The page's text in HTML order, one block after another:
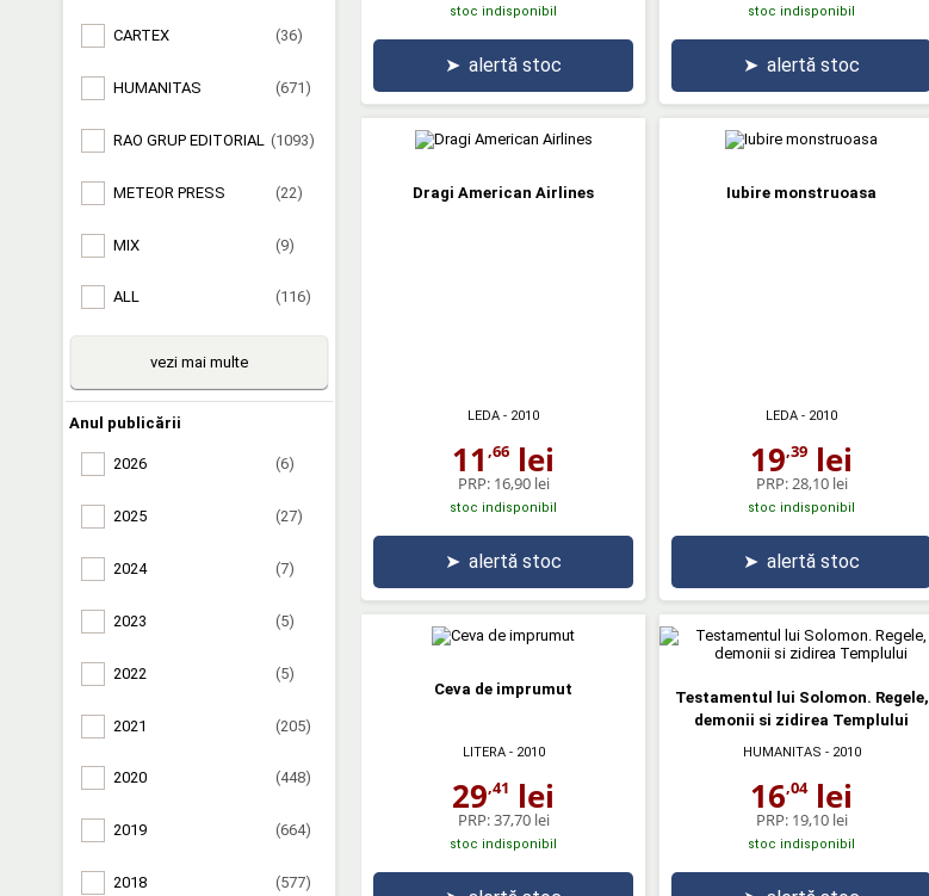
CARTEX (36)
HUMANITAS (671)
RAO GRUP EDITORIAL (1093)
METEOR PRESS (22)
MIX (9)
ALL (116)
vezi mai multe
Anul publicării
2026 (6)
2025 (27)
2024 (7)
2023 (5)
2022 (5)
2021 (205)
2020 (448)
2019 (664)
2018 (577)
stoc indisponibil
➤ alertă stoc
stoc indisponibil
➤ alertă stoc
Dragi American Airlines
LEDA - 2010
11 ,66 lei
PRP: 16,90 lei
stoc indisponibil
➤ alertă stoc
Iubire monstruoasa
LEDA - 2010
19,39 lei
PRP: 28,10 lei
stoc indisponibil
➤ alertă stoc
Ceva de imprumut
LITERA- 2010
29,41 lei
PRP:37,70 lei
stoc indisponibil
Testamentul lui Solomon. Regele,
demonii si zidirea Templului
HUMANITAS - 2010
16,04lei
PRP: 19,10 lei
stoc indisponibil